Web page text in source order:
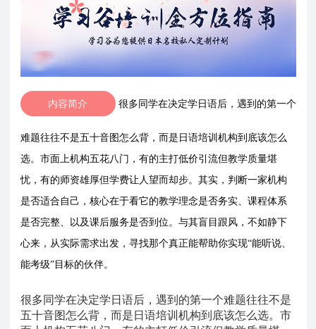
内容简介 很多同学在决定学日语后，遇到的第一个
难题往往不是五十音图怎么背，而是日语培训机构到底该怎么
选。市面上机构五花八门，有的主打低价引流但教学质量堪
忧，有的师资雄厚但学费让人望而却步。其实，判断一家机构
是否适合自己，核心在于看它的教学理念是否务实、课程体系
是否完整、以及课后服务是否到位。与其盲目跟风，不如静下
心来，从实际需求出发，寻找那个真正能帮助你实现“能听说、
能考级”目标的伙伴。
很多同学在决定学日语后，遇到的第一个难题往往不是
五十音图怎么背，而是日语培训机构到底该怎么选。市